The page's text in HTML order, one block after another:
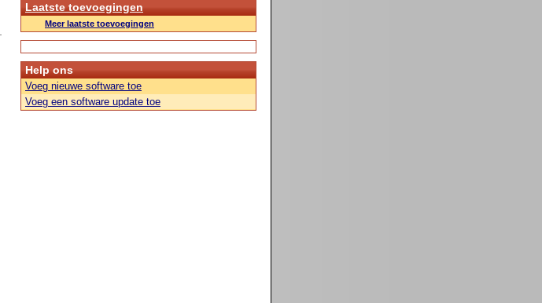
Laatste toevoegingen
Meer laatste toevoegingen
Help ons
Voeg nieuwe software toe
Voeg een software update toe